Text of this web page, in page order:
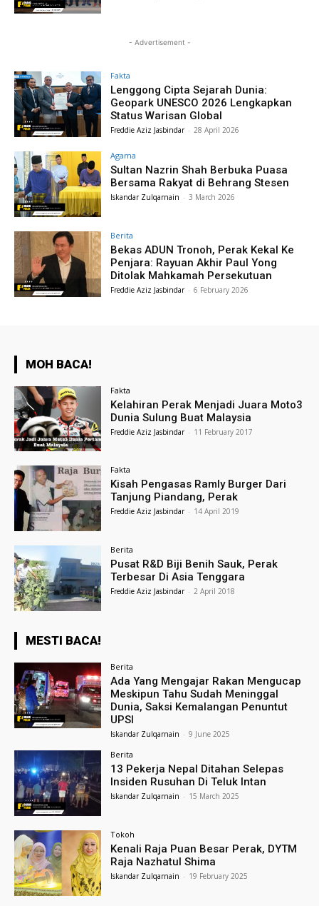
- Advertisement -
Fakta
Lenggong Cipta Sejarah Dunia:
Geopark UNESCO 2026 Lengkapkan
Status Warisan Global
Freddie Aziz Jasbindar - 28 April 2026
Agama
Sultan Nazrin Shah Berbuka Puasa
Bersama Rakyat di Behrang Stesen
Iskandar Zulqarnain - 3 March 2026
Berita
Bekas ADUN Tronoh, Perak Kekal Ke
Penjara: Rayuan Akhir Paul Yong
Ditolak Mahkamah Persekutuan
Freddie Aziz Jasbindar - 6 February 2026
MOH BACA!
Fakta
Kelahiran Perak Menjadi Juara Moto3
Dunia Sulung Buat Malaysia
Freddie Aziz Jasbindar - 11 February 2017
Fakta
Kisah Pengasas Ramly Burger Dari
Tanjung Piandang, Perak
Freddie Aziz Jasbindar - 14 April 2019
Berita
Pusat R&D Biji Benih Sauk, Perak
Terbesar Di Asia Tenggara
Freddie Aziz Jasbindar - 2 April 2018
MESTI BACA!
Berita
Ada Yang Mengajar Rakan Mengucap
Meskipun Tahu Sudah Meninggal
Dunia, Saksi Kemalangan Penuntut
UPSI
Iskandar Zulqarnain - 9 June 2025
Berita
13 Pekerja Nepal Ditahan Selepas
Insiden Rusuhan Di Teluk Intan
Iskandar Zulqarnain - 15 March 2025
Tokoh
Kenali Raja Puan Besar Perak, DYTM
Raja Nazhatul Shima
Iskandar Zulqarnain - 19 February 2025